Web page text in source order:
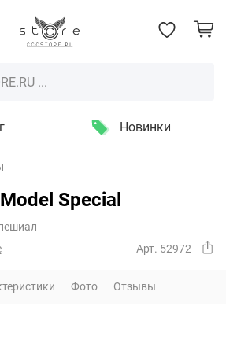
Новинки
Special
Арт. 52972
Фото Отзывы